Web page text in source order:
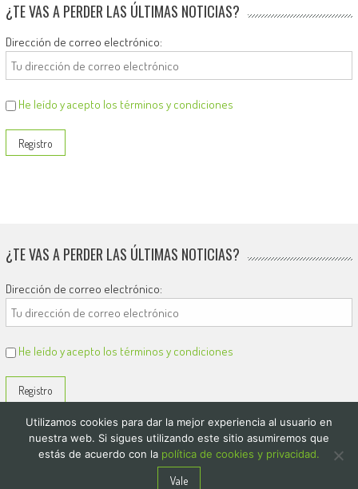
¿TE VAS A PERDER LAS ÚLTIMAS NOTICIAS?
Dirección de correo electrónico:
He leído y acepto los términos y condiciones
¿TE VAS A PERDER LAS ÚLTIMAS NOTICIAS?
Dirección de correo electrónico:
He leído y acepto los términos y condiciones
El Diario de Colón
Utilizamos cookies para dar la mejor experiencia al usuario en
nuestra web. Si sigues utilizando este sitio asumiremos que
estás de acuerdo con la política de cookies y privacidad.
Vale